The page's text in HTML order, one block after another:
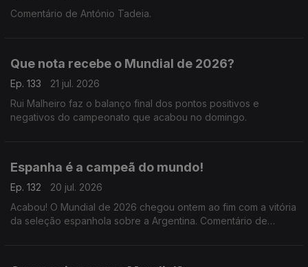
Comentário de António Tadeia.
Que nota recebe o Mundial de 2026?
Ep. 133
21 jul. 2026
Rui Malheiro faz o balanço final dos pontos positivos e
negativos do campeonato que acabou no domingo.
Espanha é a campeã do mundo!
Ep. 132
20 jul. 2026
Acabou! O Mundial de 2026 chegou ontem ao fim com a vitória
da seleção espanhola sobre a Argentina. Comentário de